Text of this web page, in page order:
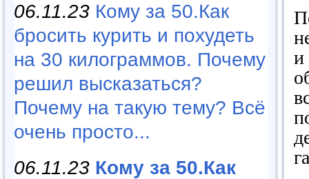
06.11.23 Кому за 50.Как
бросить курить и похудеть
на 30 килограммов. Почему
решил высказаться?
Почему на такую тему? Всё
очень просто...
06.11.23 Кому за 50.Как
и